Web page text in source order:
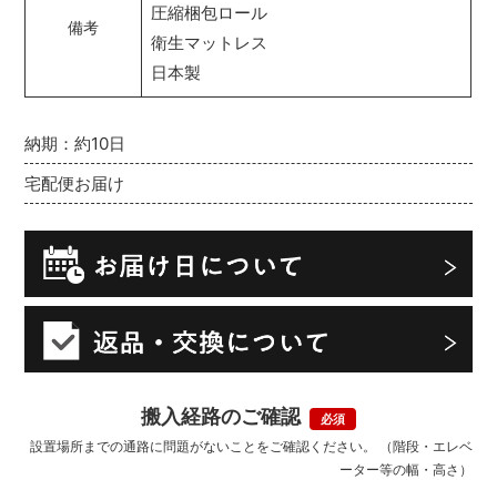
納期：約10日
宅配便お届け
搬入経路のご確認
設置場所までの通路に問題がないことをご確認ください。 （階段・エレベ
ーター等の幅・高さ）
備考
圧縮梱包ロール
衛生マットレス
日本製